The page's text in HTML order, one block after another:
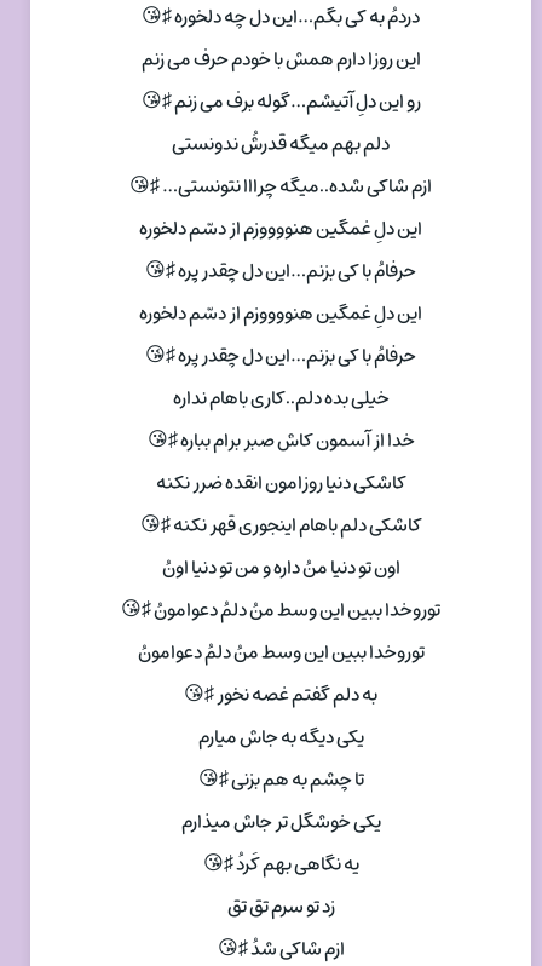
دردمُ به کی بگم…این دل چه دلخوره ♯😘
این روزا دارم همش با خودم حرف می زنم
رو این دلِ آتیشم…گوله برف می زنم ♯😘
دلم بهم میگه قدرشُ ندونستی
ازم شاکی شده..میگه چرااا نتونستی… ♯😘
این دلِ غمگین هنووووزم از دسّم دلخوره
حرفامُ با کی بزنم…این دل چقدر پره ♯😘
این دلِ غمگین هنووووزم از دسّم دلخوره
حرفامُ با کی بزنم…این دل چقدر پره ♯😘
خیلی بده دلم..کاری باهام نداره
خدا از آسمون کاش صبر برام بباره ♯😘
کاشکی دنیا روزامون انقده ضرر نکنه
کاشکی دلم باهام اینجوری قهر نکنه ♯😘
اون تو دنیا منُ داره و من تو دنیا اونُ
توروخدا ببین این وسط منُ دلمُ دعوامونُ ♯😘
توروخدا ببین این وسط منُ دلمُ دعوامونُ
به دلم گفتم غصه نخور ♯😘
یکی دیگه به جاش میارم
تا چشم به هم بزنی ♯😘
یکی خوشگل تر جاش میذارم
یه نگاهی بهم کَردُ ♯😘
زد تو سرم تق تق
ازم شاکی شدُ ♯😘